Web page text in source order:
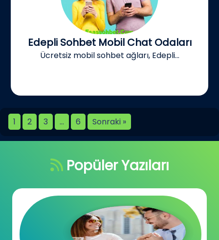
Edepli Sohbet Mobil Chat Odaları
Ücretsiz mobil sohbet ağları, Edepli...
1 2 3 … 6 Sonraki »
Popüler Yazıları